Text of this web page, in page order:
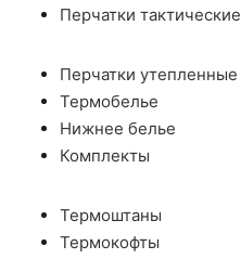
Перчатки тактические
Перчатки утепленные
Термобелье
Нижнее белье
Комплекты
Термоштаны
Термокофты